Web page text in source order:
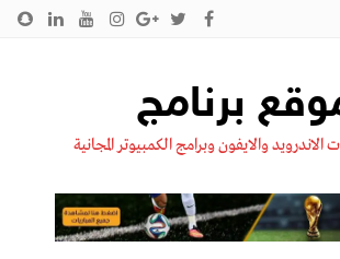
برنامج
والايفون وبرامج الكمبيوتر المجانية